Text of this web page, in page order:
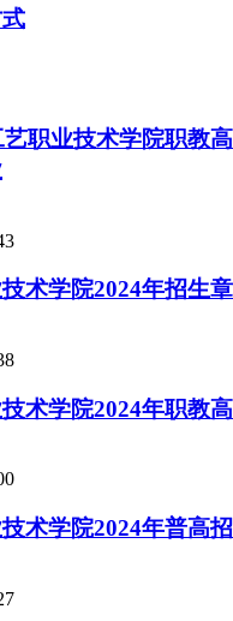
职业技术学院职教
术学院2024年招生
术学院2024年职教
术学院2024年普高